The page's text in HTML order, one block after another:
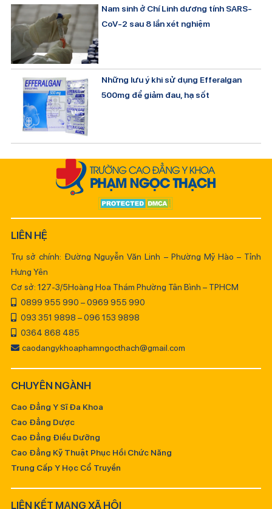
Nam sinh ở Chí Linh dương tính SARS-
CoV-2 sau 8 lần xét nghiệm
Những lưu ý khi sử dụng Efferalgan
500mg để giảm đau, hạ sốt
LIÊN HỆ
Trụ sở chính: Đường Nguyễn Văn Linh – Phường Mỹ Hào – Tỉnh
Hưng Yên
Cơ sở: 127-3/5Hoàng Hoa Thám Phường Tân Bình – TPHCM
0899 955 990 – 0969 955 990
093 351 9898 – 096 153 9898
0364 868 485
caodangykhoaphamngocthach@gmail.com
CHUYÊN NGÀNH
Cao Đẳng Y Sĩ Đa Khoa
Cao Đẳng Dược
Cao Đẳng Điều Dưỡng
Cao Đẳng Kỹ Thuật Phục Hồi Chức Năng
Trung Cấp Y Học Cổ Truyền
LIÊN KẾT MẠNG XÃ HỘI